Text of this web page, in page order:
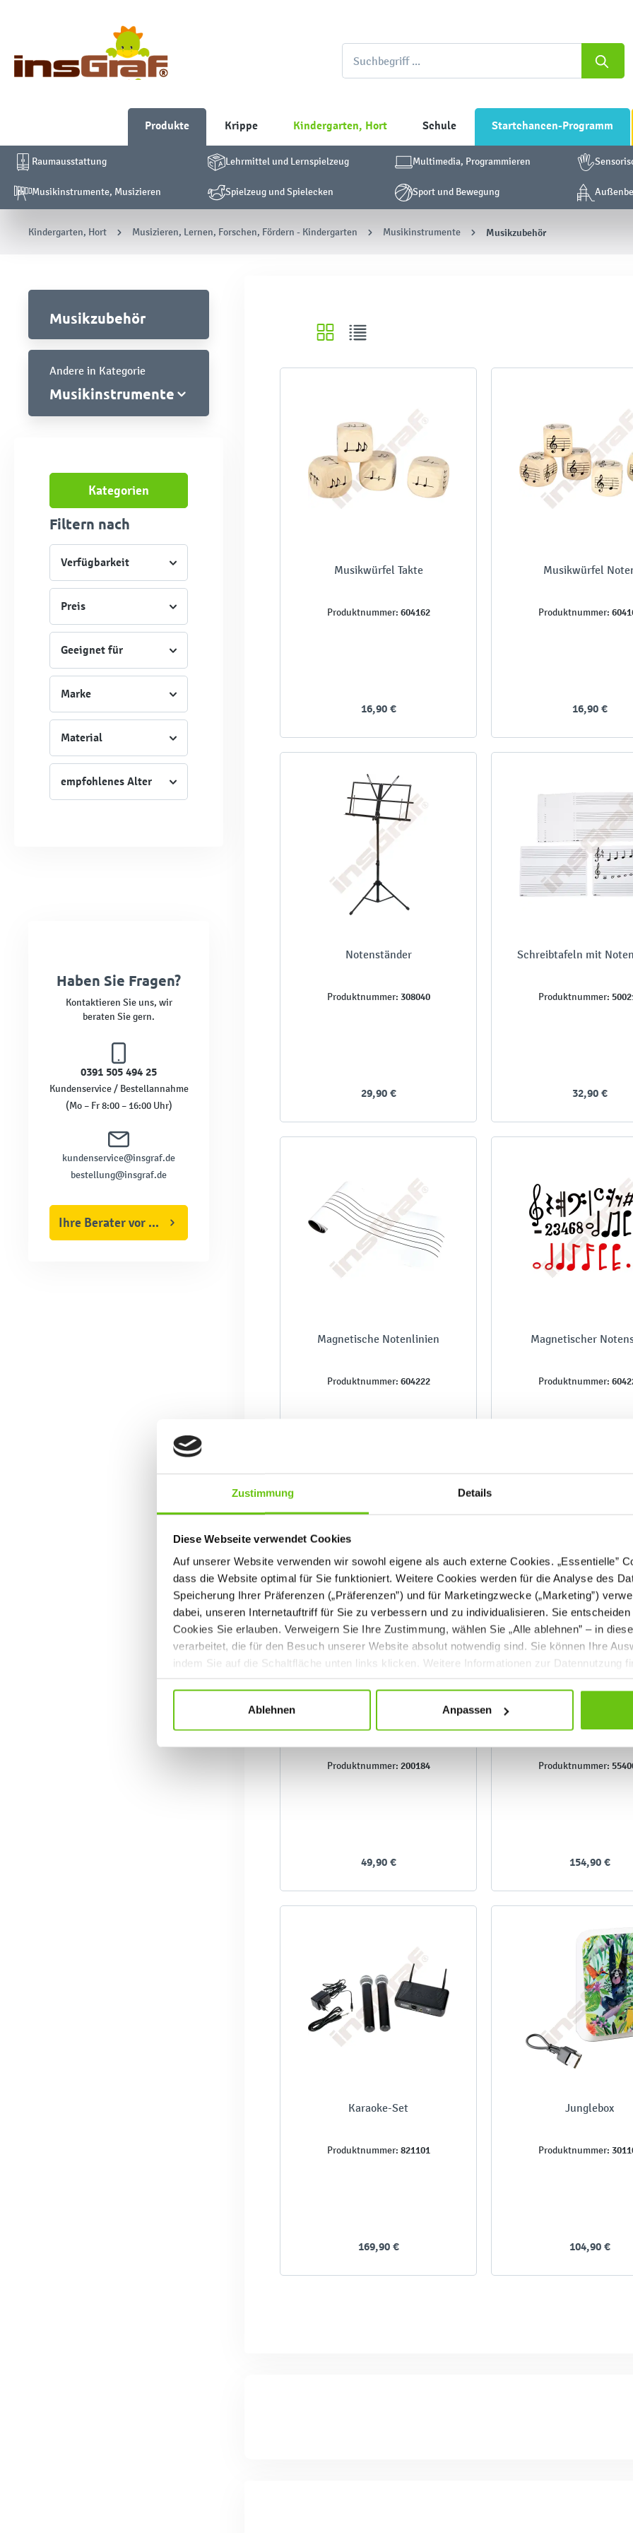
Zustimmung Details
Diese Webseite verwendet Cookies
Auf unserer Website verwenden wir sowohl eigene als auch externe Cookies. „Essentielle”
dass die Website optimal für Sie funktioniert. Weitere Cookies werden für die Analyse des
Speicherung Ihrer Präferenzen („Präferenzen”) und für Marketingzwecke („Marketing”)
dabei, unseren Internetauftriff für Sie zu verbessern und zu individualisieren. Sie
Cookies Sie erlauben. Verweigern Sie Ihre Zustimmung, wählen Sie „Alle ablehnen” – in
verarbeitet, die für den Besuch unserer Website absolut notwendig sind. Sie können Ihre
indem Sie auf die Schaltfläche unten links klicken. Weitere Informationen zur Datennutzung
Datenschutzrichtlinien.
Ablehnen Anpassen
Produkte Krippe Kindergarten, Hort Schule Startchancen-Programm
Raumausstattung Lehrmittel und Lernspielzeug Multimedia, Programmieren
Musikinstrumente, Musizieren Spielzeug und Spielecken Sport und Bewegung
Kindergarten, Hort Musizieren, Lernen, Forschen, Fördern - Kindergarten Musikinstrumente Musikzubehör
Musikzubehör
Andere in Kategorie
Musikinstrumente
Kategorien
Filtern nach
Verfügbarkeit
Preis
Geeignet für
Marke
Material
empfohlenes Alter
Haben Sie Fragen?
Kontaktieren Sie uns, wir
beraten Sie gern.
0391 505 494 25
Kundenservice / Bestellannahme
(Mo – Fr 8:00 – 16:00 Uhr)
kundenservice@insgraf.de
bestellung@insgraf.de
Ihre Berater vor Ort
Musikwürfel Takte
Produktnummer: 604162
16,90 €
Musikwürfel
Produktnummer:
16,90 €
Notenständer
Produktnummer: 308040
29,90 €
Schreibtafeln mit
Produktnummer:
32,90 €
Magnetische Notenlinien
Produktnummer: 604222
88,90 €
Magnetischer
Produktnummer:
114,90 €
Produktnummer: 200184
49,90 €
Produktnummer:
154,90 €
Karaoke-Set
Produktnummer: 821101
169,90 €
Junglebox
Produktnummer:
104,90 €